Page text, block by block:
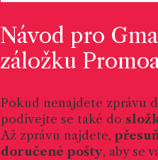
Návod pro
záložku
Pokud nenajdete zprávu
podívejte se také do
Až zprávu najdete,
doručené pošty, aby se